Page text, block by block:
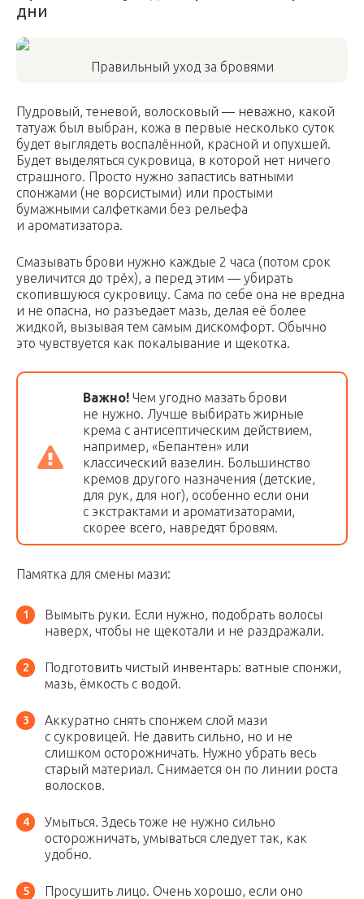
дни
Правильный уход за бровями
Пудровый, теневой, волосковый — неважно, какой
татуаж был выбран, кожа в первые несколько суток
будет выглядеть воспалённой, красной и опухшей.
Будет выделяться сукровица, в которой нет ничего
страшного. Просто нужно запастись ватными
спонжами (не ворсистыми) или простыми
бумажными салфетками без рельефа
и ароматизатора.
Смазывать брови нужно каждые 2 часа (потом срок
увеличится до трёх), а перед этим — убирать
скопившуюся сукровицу. Сама по себе она не вредна
и не опасна, но разъедает мазь, делая её более
жидкой, вызывая тем самым дискомфорт. Обычно
это чувствуется как покалывание и щекотка.
Важно! Чем угодно мазать брови
не нужно. Лучше выбирать жирные
крема с антисептическим действием,
например, «Бепантен» или
классический вазелин. Большинство
кремов другого назначения (детские,
для рук, для ног), особенно если они
с экстрактами и ароматизаторами,
скорее всего, навредят бровям.
Памятка для смены мази:
Вымыть руки. Если нужно, подобрать волосы
наверх, чтобы не щекотали и не раздражали.
Подготовить чистый инвентарь: ватные спонжи,
мазь, ёмкость с водой.
Аккуратно снять спонжем слой мази
с сукровицей. Не давить сильно, но и не
слишком осторожничать. Нужно убрать весь
старый материал. Снимается он по линии роста
волосков.
Умыться. Здесь тоже не нужно сильно
осторожничать, умываться следует так, как
удобно.
Просушить лицо. Очень хорошо, если оно